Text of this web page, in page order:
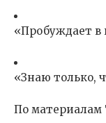
«Пробуждает в
«Знаю только,
По материалам